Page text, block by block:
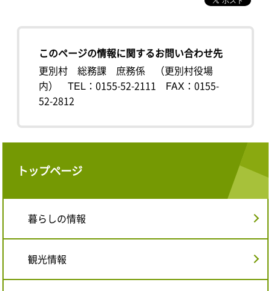
このページの情報に関するお問い合わせ先
更別村 総務課 庶務係 （更別村役場
内）
TEL：0155-52-2111
FAX：0155-
52-2812
トップページ
暮らしの情報
観光情報